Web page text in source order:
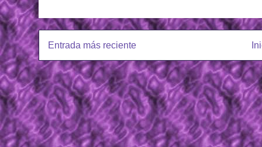
Entrada más reciente